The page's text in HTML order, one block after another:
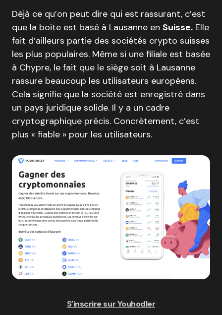
Déjà ce qu’on peut dire qui est rassurant, c’est
que la boite est basé à Lausanne en Suisse. Elle
fait d’ailleurs partie des sociétés crypto suisses
les plus populaires. Même si une filiale est basée
à Chypre, le fait que le siège soit à Lausanne
rassure beaucoup les utilisateurs européens.
Cela signifie que la société est enregistré dans
un pays juridique solide. Il y a un cadre
cryptographique précis. Concrètement, c’est
plus « fiable » pour les utilisateurs.
S’inscrire sur Youhodler